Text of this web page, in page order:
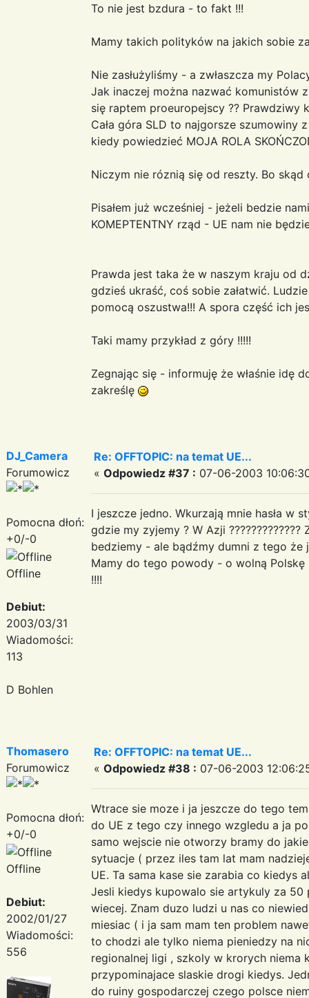
To nie jest bzdura - to fakt !!!
Mamy takich polityków na jakich sobie
Nie zasłużyliśmy - a zwłaszcza my
Jak inaczej można nazwać komunistów
się raptem proeuropejscy ?? Prawdziwy
Cała góra SLD to najgorsze szumowiny
kiedy powiedzieć MOJA ROLA
Niczym nie róznią się od reszty. Bo skąd
Pisałem już wcześniej - jeżeli bedzie
KOMEPTENTNY rząd - UE nam nie
Prawda jest taka że w naszym kraju od
gdzieś ukraść, coś sobie załatwić.
pomocą oszustwa!!! A spora część ich
Taki mamy przykład z góry !!!!!
Zegnając się - informuję że właśnie idę
zakreślę
DJ_Camera
Forumowicz
Pomocna dłoń:
+0/-0
Offline
Debiut:
2003/03/31
Wiadomości:
113
D Bohlen
Re: OFFTOPIC: na temat UE...
« Odpowiedz #37 : 07-06-2003
I jeszcze jedno. Wkurzają mnie hasła w
gdzie my zyjemy ? W Azji
bedziemy - ale bądźmy dumni z tego że
Mamy do tego powody - o wolną
!!!!
Thomasero
Forumowicz
Pomocna dłoń:
+0/-0
Offline
Debiut:
2002/01/27
Wiadomości:
556
Re: OFFTOPIC: na temat UE...
« Odpowiedz #38 : 07-06-2003
Wtrace sie moze i ja jeszcze do tego
do UE z tego czy innego wzgledu a ja
samo wejscie nie otworzy bramy do
sytuacje ( przez iles tam lat mam
UE. Ta sama kase sie zarabia co kiedys
Jesli kiedys kupowalo sie artykuly za
wiecej. Znam duzo ludzi u nas co
miesiac ( i ja sam mam ten problem
to chodzi ale tylko niema pieniedzy na
regionalnej ligi , szkoly w krorych niema
przypominajace slaskie drogi kiedys.
do ruiny gospodarczej czego polsce